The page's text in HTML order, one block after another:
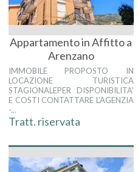
Appartamento in Affitto a
Arenzano
IMMOBILE PROPOSTO IN
LOCAZIONE TURISTICA
STAGIONALEPER DISPONIBILITA'
E COSTI CONTATTARE L'AGENZIA
-...
Tratt. riservata